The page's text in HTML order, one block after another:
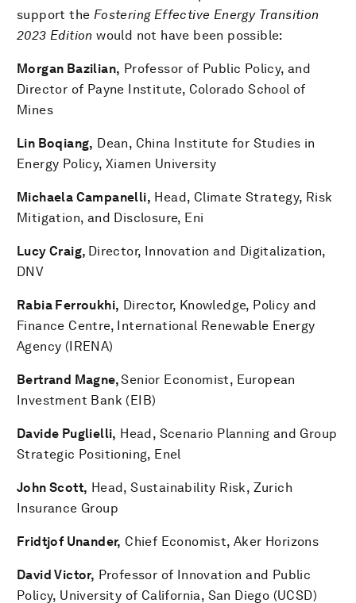
support the Fostering Effective Energy Transition
2023 Edition would not have been possible:
Morgan Bazilian, Professor of Public Policy, and
Director of Payne Institute, Colorado School of
Mines
Lin Boqiang, Dean, China Institute for Studies in
Energy Policy, Xiamen University
Michaela Campanelli, Head, Climate Strategy, Risk
Mitigation, and Disclosure, Eni
Lucy Craig, Director, Innovation and Digitalization,
DNV
Rabia Ferroukhi, Director, Knowledge, Policy and
Finance Centre, International Renewable Energy
Agency (IRENA)
Bertrand Magne,Senior Economist, European
Investment Bank (EIB)
Davide Puglielli, Head, Scenario Planning and Group
Strategic Positioning, Enel
John Scott, Head, Sustainability Risk, Zurich
Insurance Group
Fridtjof Unander, Chief Economist, Aker Horizons
David Victor, Professor of Innovation and Public
Policy, University of California, San Diego (UCSD)